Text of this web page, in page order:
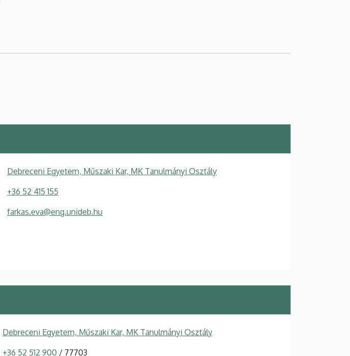
Debreceni Egyetem, Műszaki Kar, MK Tanulmányi Osztály
+36 52 415 155
farkas.eva@eng.unideb.hu
Debreceni Egyetem, Műszaki Kar, MK Tanulmányi Osztály
+36 52 512 900 / 77703